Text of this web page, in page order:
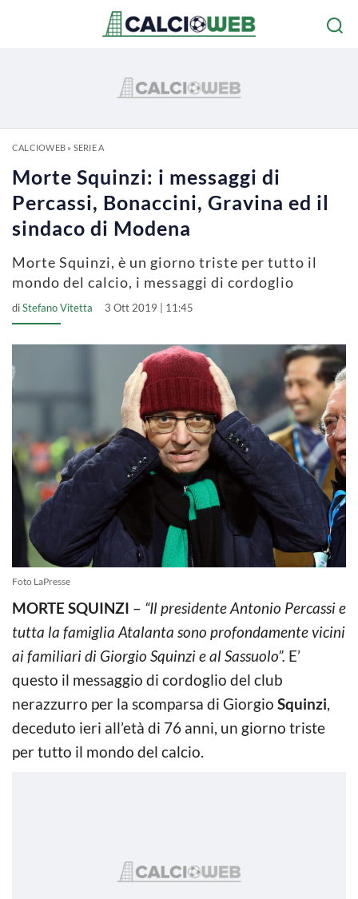
CALCIOWEB» SERIE A
Morte Squinzi: i messaggi di
Percassi, Bonaccini, Gravina ed il
sindaco di Modena
Morte Squinzi, è un giorno triste per tutto il
mondo del calcio, i messaggi di cordoglio
diStefano Vitetta 3 Ott 2019 | 11:45
Foto LaPresse
MORTE SQUINZI – “Il presidente Antonio Percassi e
tutta la famiglia Atalanta sono profondamente vicini
ai familiari di Giorgio Squinzi e al Sassuolo”. E’
questo il messaggio di cordoglio del club
nerazzurro per la scomparsa di Giorgio Squinzi,
deceduto ieri all’età di 76 anni, un giorno triste
per tutto il mondo del calcio.